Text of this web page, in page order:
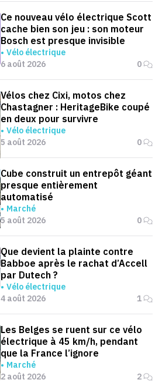
Ce nouveau vélo électrique Scott
cache bien son jeu : son moteur
Bosch est presque invisible
Vélo électrique
6 août 2026
0
Vélos chez Cixi, motos chez
Chastagner : HeritageBike coupé
en deux pour survivre
Vélo électrique
5 août 2026
0
Cube construit un entrepôt géant
presque entièrement
automatisé
Marché
5 août 2026
0
Que devient la plainte contre
Babboe après le rachat d’Accell
par Dutech ?
Vélo électrique
4 août 2026
1
Les Belges se ruent sur ce vélo
électrique à 45 km/h, pendant
que la France l’ignore
Marché
2 août 2026
2